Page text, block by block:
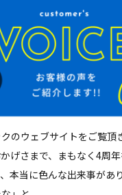
のウェブサイトをご覧頂
げさまで、まもなく4周
本当に色んな出来事があ